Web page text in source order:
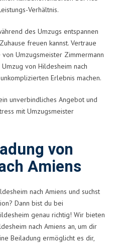
Verhältnis.
des Umzugs entspannen
freuen kannst. Vertraue
Umzugsmeister Zimmermann
von Hildesheim nach
Erlebnis machen.
unverbindliches Angebot und
mit Umzugsmeister
von
Amiens
nach Amiens und suchst
Dann bist du bei
genau richtig! Wir bieten
nach Amiens an, um dir
Beiladung ermöglicht es dir,